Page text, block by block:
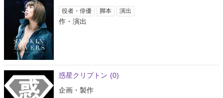
役者・俳優 脚本 演出
作・演出
惑星クリプトン (0)
企画・製作